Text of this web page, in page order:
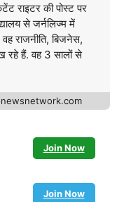
राइटर की पोस्ट पर
से जर्नलिज्म में
राजनीति, बिजनेस,
रहे हैं. वह 3 सालों से
Join Now
Join Now